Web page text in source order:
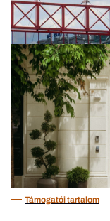
Nemzetközi cégek
Támogatói tartalom